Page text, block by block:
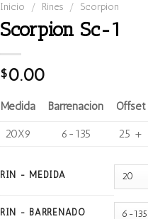
Inicio / Rines / Scorpion
Scorpion Sc-1
$0.00
Medida Barrenación Offset
20X9 6-135 25 +
RIN - MEDIDA
RIN - BARRENADO